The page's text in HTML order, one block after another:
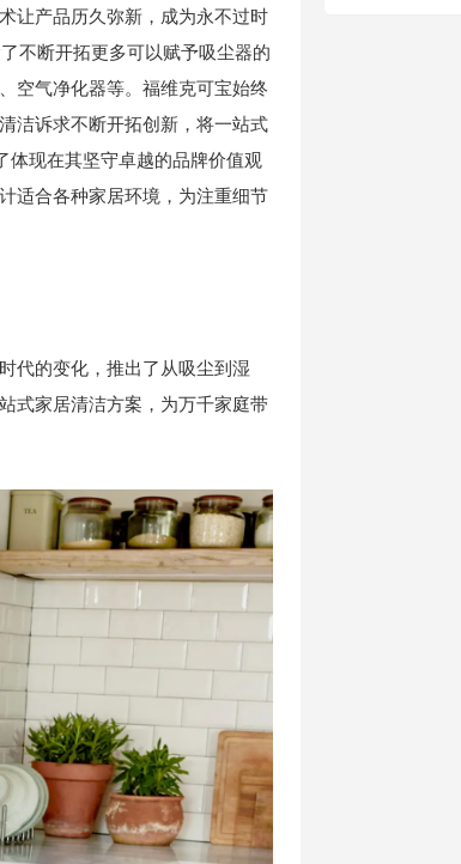
让产品历久弥新，成为永不过时
不断开拓更多可以赋予吸尘器的
空气净化器等。福维克可宝始终
洁诉求不断开拓创新，将一站式
体现在其坚守卓越的品牌价值观
适合各种家居环境，为注重细节
代的变化，推出了从吸尘到湿
式家居清洁方案，为万千家庭带